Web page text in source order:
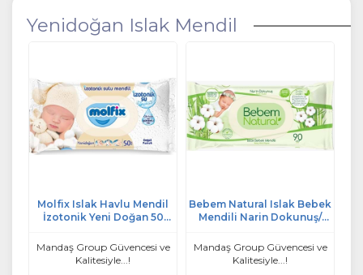
Yenidoğan Islak Mendil
Molfix Islak Havlu Mendil
İzotonik Yeni Doğan 50
Plastik Kapaklı
Mandaş Group Güvencesi ve
Kalitesiyle...!
Bebem Natural Islak Bebek
Mendili Narin Dokunuş/
Plastik Kapaklı
Mandaş Group Güvencesi ve
Kalitesiyle...!